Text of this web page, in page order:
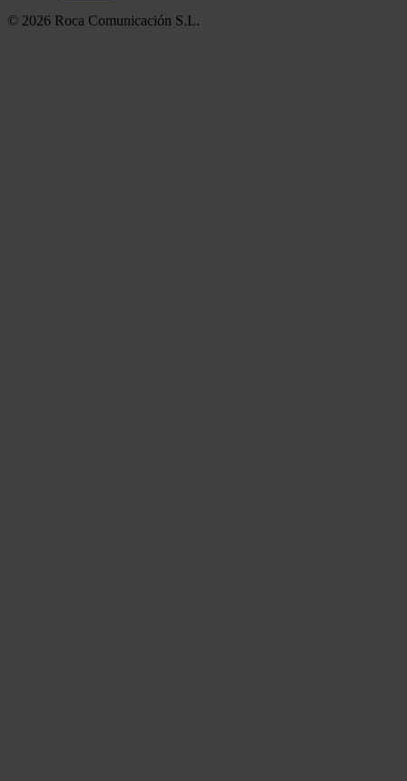
© 2026 Roca Comunicación S.L.